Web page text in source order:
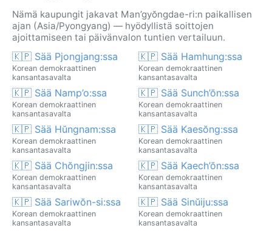
Nämä kaupungit jakavat Man’gyŏngdae-ri:n paikallisen
ajan (Asia/Pyongyang) — hyödyllistä soittojen
ajoittamiseen tai päivänvalon tuntien vertailuun.
🇰🇵 Sää Pjongjang:ssa
Korean demokraattinen
kansantasavalta
🇰🇵 Sää Hamhung:ssa
Korean demokraattinen
kansantasavalta
🇰🇵 Sää Namp’o:ssa
Korean demokraattinen
kansantasavalta
🇰🇵 Sää Sunch’ŏn:ssa
Korean demokraattinen
kansantasavalta
🇰🇵 Sää Hŭngnam:ssa
Korean demokraattinen
kansantasavalta
🇰🇵 Sää Kaesŏng:ssa
Korean demokraattinen
kansantasavalta
🇰🇵 Sää Chŏngjin:ssa
Korean demokraattinen
kansantasavalta
🇰🇵 Sää Kaech’ŏn:ssa
Korean demokraattinen
kansantasavalta
🇰🇵 Sää Sariwŏn-si:ssa
Korean demokraattinen
kansantasavalta
🇰🇵 Sää Sinŭiju:ssa
Korean demokraattinen
kansantasavalta